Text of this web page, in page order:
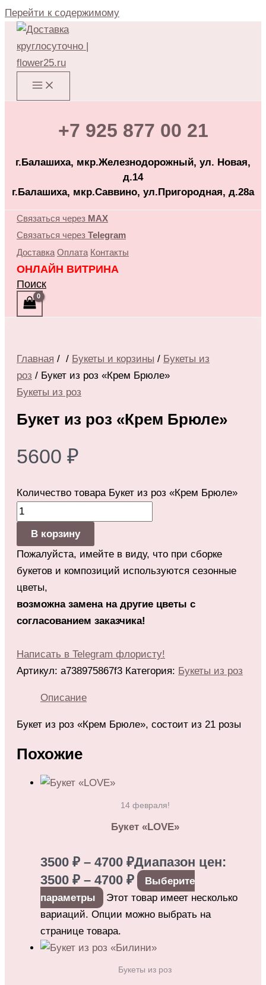
Перейти к содержимому
+7 925 877 00 21
г.Балашиха, мкр.Железнодорожный, ул. Новая,
д.14
г.Балашиха, мкр.Саввино, ул.Пригородная, д.28а
Связаться через MAX
Связаться через Telegram
Доставка Оплата Контакты
ОНЛАЙН ВИТРИНА
Поиск
Главная / / Букеты и корзины / Букеты из
роз / Букет из роз «Крем Брюле»
Букеты из роз
Букет из роз «Крем Брюле»
5600 ₽
Количество товара Букет из роз «Крем Брюле»
В корзину
Пожалуйста, имейте в виду, что при сборке
букетов и композиций используются сезонные
цветы,
возможна замена на другие цветы с
согласованием заказчика!
Написать в Telegram флористу!
Артикул: a738975867f3 Категория: Букеты из роз
Описание
Букет из роз «Крем Брюле», состоит из 21 розы
Похожие
14 февраля!
Букет «LOVE»
3500 ₽ – 4700 ₽Диапазон цен:
3500 ₽ – 4700 ₽
Выберите
параметры
Этот товар имеет несколько
вариаций. Опции можно выбрать на
странице товара.
Букеты из роз